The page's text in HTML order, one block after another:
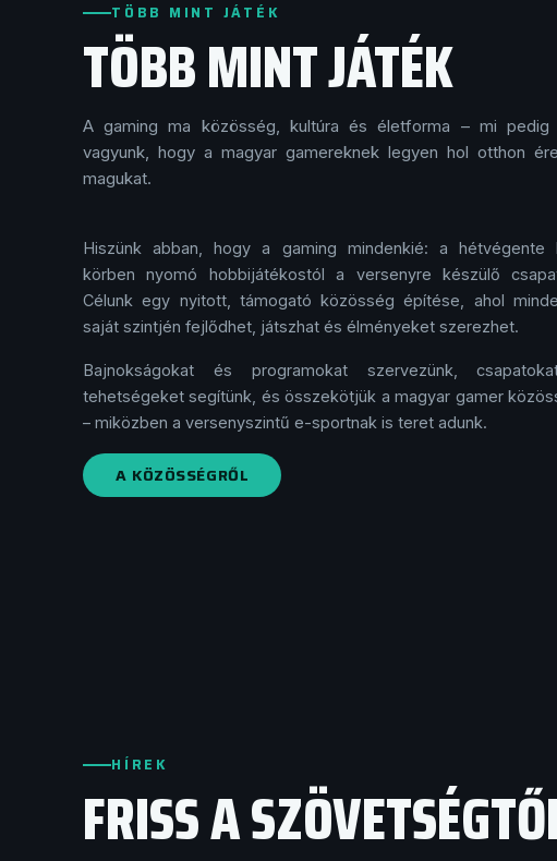
TÖBB MINT JÁTÉK
TÖBB MINT JÁTÉK
A gaming ma közösség, kultúra és életforma – mi pedig
vagyunk, hogy a magyar gamereknek legyen hol otthon
magukat.
Hiszünk abban, hogy a gaming mindenkié: a hétvégente
körben nyomó hobbi­játékostól a versenyre készülő
Célunk egy nyitott, támogató közösség építése, ahol
saját szintjén fejlődhet, játszhat és élményeket szerezhet.
Bajnokságokat és programokat szervezünk,
tehetségeket segítünk, és összekötjük a magyar gamer
– miközben a versenyszintű e-sportnak is teret adunk.
A KÖZÖSSÉGRŐL
HÍREK
FRISS A